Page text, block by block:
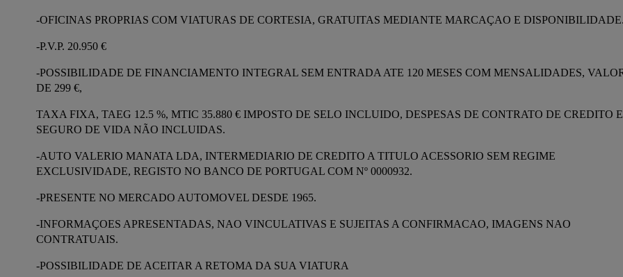
-OFICINAS PROPRIAS COM VIATURAS DE CORTESIA, GRATUITAS MEDIANTE MARCAÇAO E
-P.V.P. 20.950 €
-POSSIBILIDADE DE FINANCIAMENTO INTEGRAL SEM ENTRADA ATE 120 MESES COM MENSALIDADES,
DE 299 €,
TAXA FIXA, TAEG 12.5 %, MTIC 35.880 € IMPOSTO DE SELO INCLUIDO, DESPESAS DE CONTRATO DE CREDITO E
SEGURO DE VIDA NÃO INCLUIDAS.
-AUTO VALERIO MANATA LDA, INTERMEDIARIO DE CREDITO A TITULO ACESSORIO SEM REGIME
EXCLUSIVIDADE, REGISTO NO BANCO DE PORTUGAL COM Nº 0000932.
-PRESENTE NO MERCADO AUTOMOVEL DESDE 1965.
-INFORMAÇOES APRESENTADAS, NAO VINCULATIVAS E SUJEITAS A CONFIRMACAO, IMAGENS NAO
CONTRATUAIS.
-POSSIBILIDADE DE ACEITAR A RETOMA DA SUA VIATURA